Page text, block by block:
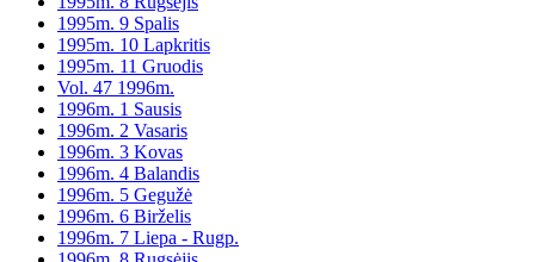
1995m. 9 Spalis
1995m. 10 Lapkritis
1995m. 11 Gruodis
Vol. 47 1996m.
1996m. 1 Sausis
1996m. 2 Vasaris
1996m. 3 Kovas
1996m. 4 Balandis
1996m. 5 Gegužė
1996m. 6 Birželis
1996m. 7 Liepa - Rugp.